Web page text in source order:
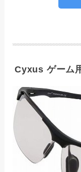
Cyxus ゲーム